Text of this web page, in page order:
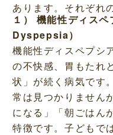
あります。それぞれ
１） 機能性ディス
Dyspepsia）
機能性ディスペプシ
の不快感、胃もたれ
状」が続く病気です
常は見つかりません
になる」「朝ごはん
特徴です。子どもで